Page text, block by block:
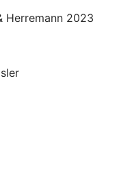
Herremann 2023